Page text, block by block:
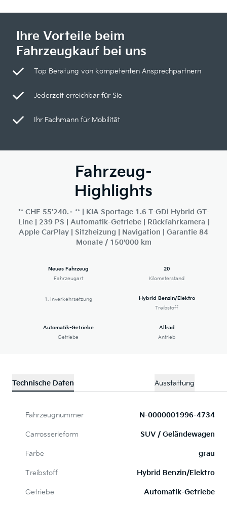
Ihre Vorteile beim
Fahrzeugkauf bei uns
Top Beratung von kompetenten Ansprechpartnern
Jederzeit erreichbar für Sie
Ihr Fachmann für Mobilität
Fahrzeug-
Highlights
** CHF 55'240.– ** | KIA Sportage 1.6 T-GDi Hybrid GT-
Line | 239 PS | Automatik-Getriebe | Rückfahrkamera |
Apple CarPlay | Sitzheizung | Navigation | Garantie 84
Monate / 150'000 km
Neues Fahrzeug
Fahrzeugart
20
Kilometerstand
1. Inverkehrsetzung
Hybrid Benzin/Elektro
Treibstoff
Automatik-Getriebe
Getriebe
Allrad
Antrieb
Technische Daten Ausstattung
Fahrzeugnummer N-0000001996-4734
Carrosserieform SUV / Geländewagen
Farbe grau
Treibstoff Hybrid Benzin/Elektro
Getriebe Automatik-Getriebe